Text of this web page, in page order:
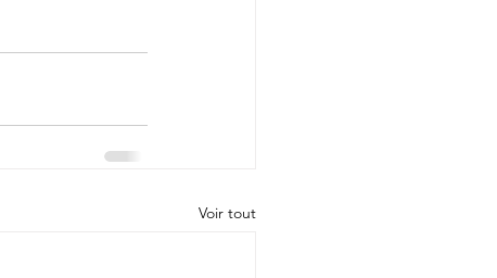
Voir tout